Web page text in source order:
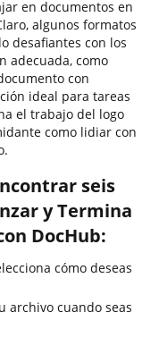
en documentos en
algunos formatos
desafiantes con los
adecuada, como
con
ideal para tareas
el trabajo del logo
como lidiar con
seis
y Termina
DocHub:
cómo deseas
archivo cuando seas